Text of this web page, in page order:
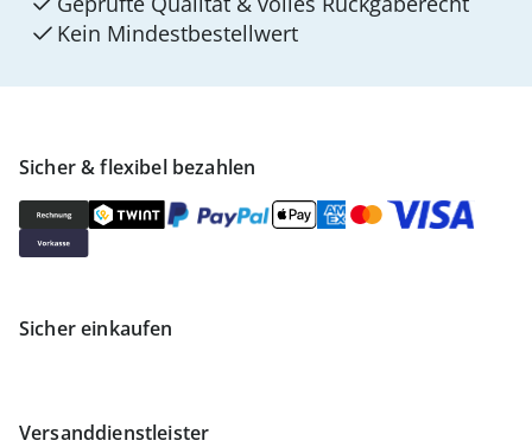
Sicher & flexibel bezahlen
Sicher einkaufen
Versanddienstleister
Kein Mindest­bestellwert